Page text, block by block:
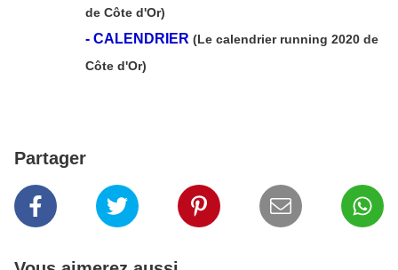
de Côte d'Or)
- CALENDRIER (Le calendrier running 2020 de
Côte d'Or)
Partager